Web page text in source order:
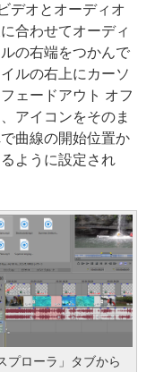
デオとオーディオ
合わせてオーディ
の右端をつかんで
ルの右上にカーソ
ェードアウト オフ
アイコンをそのま
曲線の開始位置か
ように設定され
プローラ」タブから